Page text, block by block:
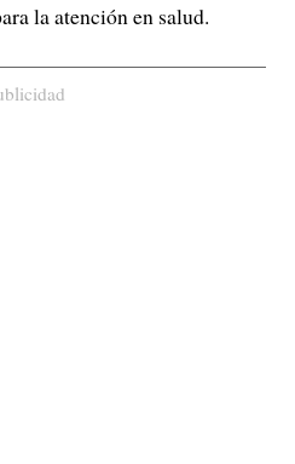
la atención en salud.